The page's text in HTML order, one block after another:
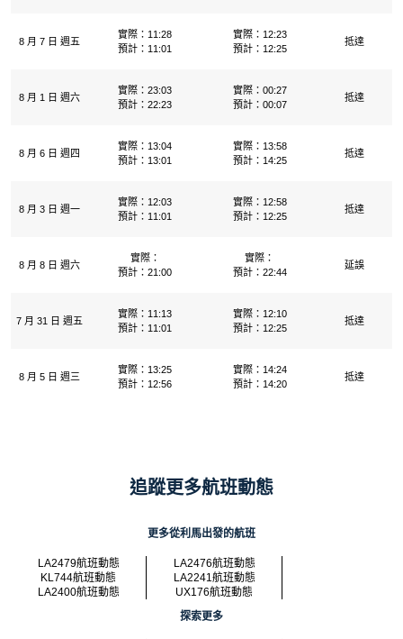
8 月 7 日 週五
實際：11:28
預計：11:01
實際：12:23
預計：12:25
抵達
8 月 1 日 週六
實際：23:03
預計：22:23
實際：00:27
預計：00:07
抵達
8 月 6 日 週四
實際：13:04
預計：13:01
實際：13:58
預計：14:25
抵達
8 月 3 日 週一
實際：12:03
預計：11:01
實際：12:58
預計：12:25
抵達
8 月 8 日 週六
實際：
預計：21:00
實際：
預計：22:44
延誤
7 月 31 日 週五
實際：11:13
預計：11:01
實際：12:10
預計：12:25
抵達
8 月 5 日 週三
實際：13:25
預計：12:56
實際：14:24
預計：14:20
抵達
追蹤更多航班動態
更多從利馬出發的航班
LA2479航班動態
LA2476航班動態
KL744航班動態
LA2241航班動態
LA2400航班動態
UX176航班動態
探索更多